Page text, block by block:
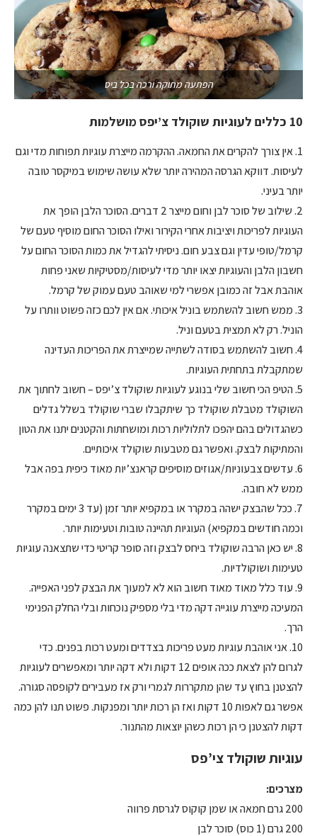
הפתעה מתוקה ורכה בכל ביס
10 כללים לעוגיות שוקולד צ’יפס מושלמות
1. אין צורך להקרים את החמאה. ההקרמה מייצרת עוגיות תפוחות מדי וגם
לעיסות. דווקא הגרסה המהירה יותר שלא עושה שימוש במיקסר טובה
יותר בעיני.
2. שילוב של סוכר לבן וחום מייצר 2 דברים. הסוכר הלבן הופך את
העוגיות לפריכות ויציבות אחרי הקירור ואילו הסוכר החום מוסיף טעם של
קרמל/טופי עדין וגם צבע חום. ניסיתי להגדיל את כמות הסוכר החום על
חשבון הלבן והעוגיות יצאו יותר מדי לעיסות/מסטיקיות שאני פחות
אוהבת אבל זה כמובן אפשרי למי שאוהב טעם עמוק של קרמל.
3. ממש חשוב להשתמש בוניל איכותי. אם אין לכם כזה פשוט וותרו על
הוניל. רק לא תמצית בטעם וניל.
4. חשוב להשתמש בסודה לשתייה שמייצרת את הפריכות העדינה
שמתקבלת בתחתית העוגיות.
5. הטיפ הכי חשוב שלי בנוגע לעוגיות שוקולד צ’יפס – חשוב לחתוך את
השוקולד מטבלת שוקולד כך שיתקבלו שברי שוקולד בשלל גדלים
כשהגדולים בהם יהפכו לתלוליות רכות ומושחתות והקטנים יתנו את הטון
והמתיקות לבצק. ואפשר גם מטבעות שוקולד איכותיים.
6. עדשים צבעוניות/אגוזים מוסיפים קראנצ’יות מאוד כיפית בפה אבל
ממש לא חובה.
7. ככל שהבצק ישהה במקרר או במקפיא יותר זמן (עד 3 ימים במקרר
וכמה חודשים במקפיא) העוגיות תהיינה טובות וטעימות יותר.
8. יש כאן הרבה שוקולד ביחס לבצק וזה סופר קריטי כדי שתצאנה עוגיות
טעימות ושוקולדיות.
9. עוד כלל מאוד מאוד חשוב הוא לא למעוך את הבצק לפני האפייה.
המעיכה מייצרת עוגייה דקה מדי בלי מספיק נוכחות ובלי החלק הפנימי
הרך.
10. אני אוהבת עוגיות מעט פריכות בצדדים ומעט רכות בפנים. כדי
לגרום להן לצאת ככה אופים 12 דקות ולא דקה יותר ומאפשרים לעוגיות
להצטנן בחוץ עד שהן מתקררות לגמרי ורק אז מעבירים לקופסה סגורה.
אפשר גם לאפות 10 דקות ואז הן רכות יותר ומפנקות. פשוט תנו להן כמה
דקות להצטנן כי הן רכות כשהן יוצאות מהתנור.
עוגיות שוקולד צי’פס
מצרכים:
200 גרם חמאה או שמן קוקוס לגרסת פרווה
200 גרם (1 כוס) סוכר לבן